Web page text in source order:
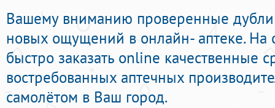
Вашему вниманию проверенные
новых ощущений в онлайн- аптеке. На
быстро заказать online качественные
востребованных аптечных
самолётом в Ваш город.